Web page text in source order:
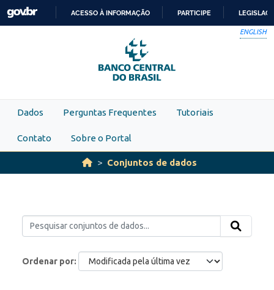
Skip to main content
PARA
O
CONTEÚDO
ACESSO À INFORMAÇÃO PARTICIPE
ENGLISH
Dados Perguntas Frequentes Tutoriais
Contato Sobre o Portal
Conjuntos de dados
Ordenar por